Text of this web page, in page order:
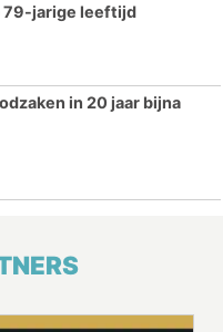
79-jarige leeftijd
in 20 jaar bijna